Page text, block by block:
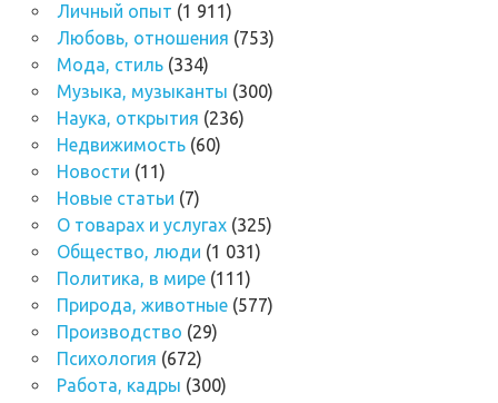
Личный опыт (1 911)
Любовь, отношения (753)
Мода, стиль(334)
Музыка, музыканты (300)
Наука, открытия (236)
Недвижимость(60)
Новости (11)
Новые статьи (7)
О товарах и услугах(325)
Общество, люди (1 031)
Политика, в мире(111)
Природа, животные(577)
Производство (29)
Психология (672)
Работа, кадры (300)